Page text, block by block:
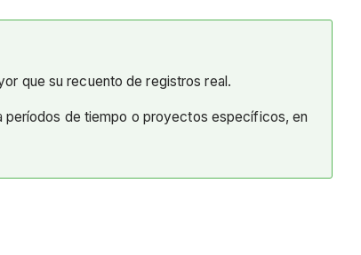
que su recuento de registros real.
períodos de tiempo o proyectos específicos, en